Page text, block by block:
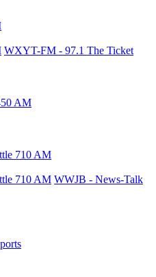
WXYT-FM - 97.1 The Ticket
AM
710 AM
710 AM WWJB - News-Talk